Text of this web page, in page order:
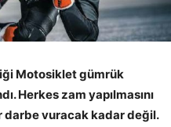
Motosiklet gümrük
Herkes zam yapılmasını
darbe vuracak kadar değil.